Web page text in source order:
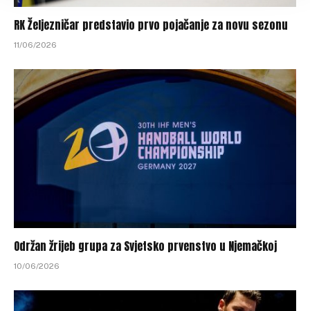
RK Željezničar predstavio prvo pojačanje za novu sezonu
11/06/2026
Održan žrijeb grupa za Svjetsko prvenstvo u Njemačkoj
10/06/2026